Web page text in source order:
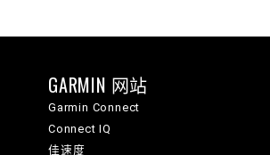
GARMIN 网站
Garmin Connect
Connect IQ
佳速度